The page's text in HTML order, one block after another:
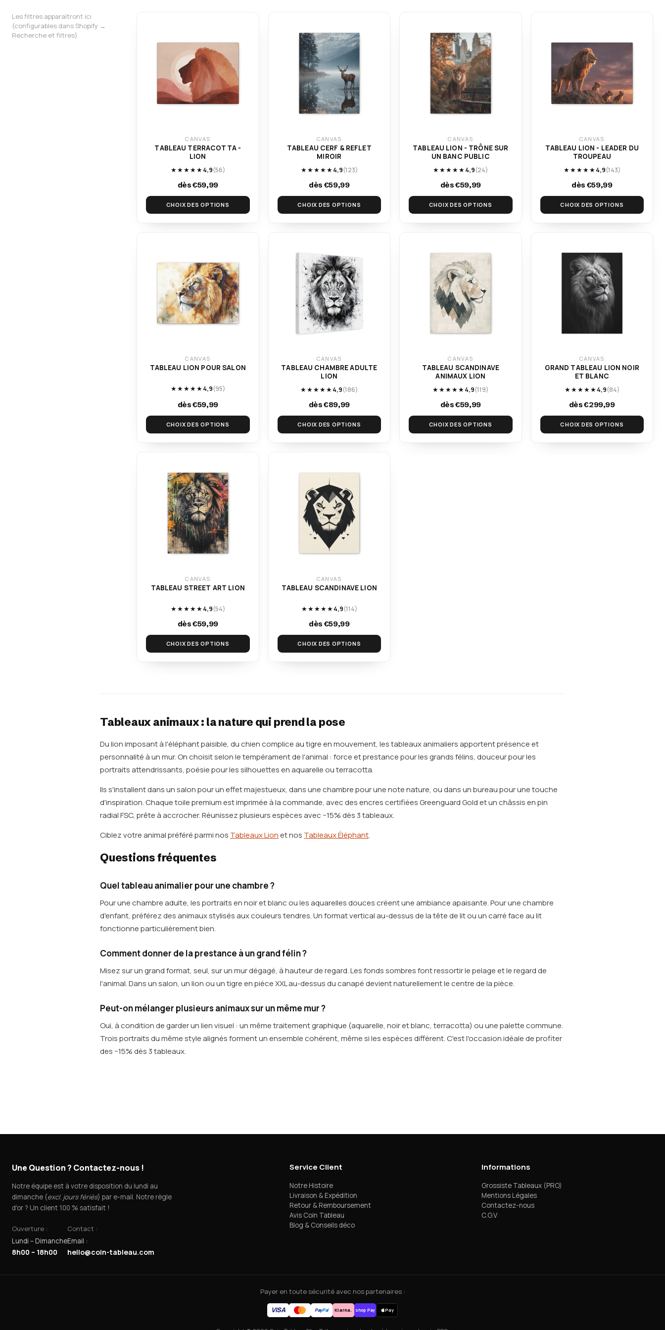
Les filtres apparaîtront ici
(configurables dans Shopify →
Recherche et filtres).
CANVAS
TABLEAU TERRACOTTA -
LION
★★★★★4,9(56)
dès €59,99
CHOIX DES OPTIONS
CANVAS
TABLEAU CERF & REFLET
MIROIR
★★★★★4,9(123)
dès €59,99
CHOIX DES OPTIONS
CANVAS
TABLEAU LION - TRÔNE SUR
UN BANC PUBLIC
★★★★★4,9(24)
dès €59,99
CHOIX DES OPTIONS
CANVAS
TABLEAU LION - LEADER DU
TROUPEAU
★★★★★4,9(143)
dès €59,99
CHOIX DES OPTIONS
CANVAS
TABLEAU LION POUR SALON
★★★★★4,9(95)
dès €59,99
CHOIX DES OPTIONS
CANVAS
TABLEAU CHAMBRE ADULTE
LION
★★★★★4,9(186)
dès €89,99
CHOIX DES OPTIONS
CANVAS
TABLEAU SCANDINAVE
ANIMAUX LION
★★★★★4,9(119)
dès €59,99
CHOIX DES OPTIONS
CANVAS
GRAND TABLEAU LION NOIR
ET BLANC
★★★★★4,9(84)
dès €299,99
CHOIX DES OPTIONS
CANVAS
TABLEAU STREET ART LION
★★★★★4,9(54)
dès €59,99
CHOIX DES OPTIONS
CANVAS
TABLEAU SCANDINAVE LION
★★★★★4,9(114)
dès €59,99
CHOIX DES OPTIONS
Tableaux animaux : la nature qui prend la pose
Du lion imposant à l'éléphant paisible, du chien complice au tigre en mouvement, les tableaux animaliers apportent présence et
personnalité à un mur. On choisit selon le tempérament de l'animal : force et prestance pour les grands félins, douceur pour les
portraits attendrissants, poésie pour les silhouettes en aquarelle ou terracotta.
Ils s'installent dans un salon pour un effet majestueux, dans une chambre pour une note nature, ou dans un bureau pour une touche
d'inspiration. Chaque toile premium est imprimée à la commande, avec des encres certifiées Greenguard Gold et un châssis en pin
radial FSC, prête à accrocher. Réunissez plusieurs espèces avec −15% dès 3 tableaux.
Ciblez votre animal préféré parmi nos Tableaux Lionet nos Tableaux Éléphant.
Questions fréquentes
Quel tableau animalier pour une chambre ?
Pour une chambre adulte, les portraits en noir et blanc ou les aquarelles douces créent une ambiance apaisante. Pour une chambre
d'enfant, préférez des animaux stylisés aux couleurs tendres. Un format vertical au-dessus de la tête de lit ou un carré face au lit
fonctionne particulièrement bien.
Comment donner de la prestance à un grand félin ?
Misez sur un grand format, seul, sur un mur dégagé, à hauteur de regard. Les fonds sombres font ressortir le pelage et le regard de
l'animal. Dans un salon, un lion ou un tigre en pièce XXL au-dessus du canapé devient naturellement le centre de la pièce.
Peut-on mélanger plusieurs animaux sur un même mur ?
Oui, à condition de garder un lien visuel : un même traitement graphique (aquarelle, noir et blanc, terracotta) ou une palette commune.
Trois portraits du même style alignés forment un ensemble cohérent, même si les espèces diffèrent. C'est l'occasion idéale de profiter
des −15% dès 3 tableaux.
Une Question ? Contactez-nous !
Notre équipe est à votre disposition du lundi au
dimanche (excl. jours fériés) par e-mail. Notre règle
d'or ? Un client 100 % satisfait !
Ouverture :
Lundi – Dimanche
8h00 – 18h00
Contact :
Email :
hello@coin-tableau.com
Service Client
Notre Histoire
Livraison & Expédition
Retour & Remboursement
Avis Coin Tableau
Blog & Conseils déco
Informations
Grossiste Tableaux (PRO)
Mentions Légales
Contactez-nous
C.G.V
Payer en toute sécurité avec nos partenaires :
VISA PayPal Klarna. shop Pay Pay